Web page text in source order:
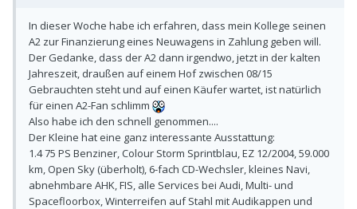
In dieser Woche habe ich erfahren, dass mein Kollege seinen
A2 zur Finanzierung eines Neuwagens in Zahlung geben will.
Der Gedanke, dass der A2 dann irgendwo, jetzt in der kalten
Jahreszeit, draußen auf einem Hof zwischen 08/15
Gebrauchten steht und auf einen Käufer wartet, ist natürlich
für einen A2-Fan schlimm
Also habe ich den schnell genommen....
Der Kleine hat eine ganz interessante Ausstattung:
1.4 75 PS Benziner, Colour Storm Sprintblau, EZ 12/2004, 59.000
km, Open Sky (überholt), 6-fach CD-Wechsler, kleines Navi,
abnehmbare AHK, FIS, alle Services bei Audi, Multi- und
Spacefloorbox, Winterreifen auf Stahl mit Audikappen und